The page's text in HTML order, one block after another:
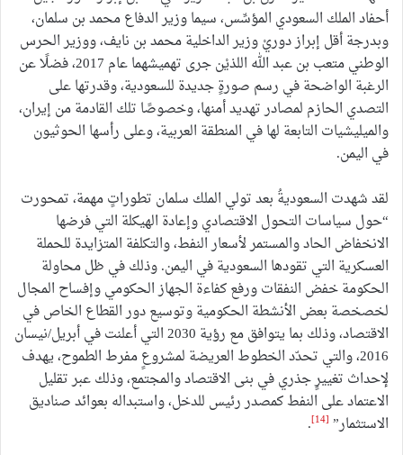
أحفاد الملك السعودي المؤسِّس، سيما وزير الدفاع محمد بن سلمان،
وبدرجة أقل إبراز دوريْ وزير الداخلية محمد بن نايف، ووزير الحرس
الوطني متعب بن عبد الله اللذيْن جرى تهميشهما عام 2017، فضلًا عن
الرغبة الواضحة في رسم صورةٍ جديدة للسعودية، وقدرتها على
التصدي الحازم لمصادر تهديد أمنها، وخصوصًا تلك القادمة من إيران،
والميليشيات التابعة لها في المنطقة العربية، وعلى رأسها الحوثيون
في اليمن.
لقد شهدت السعوديةُ بعد تولي الملك سلمان تطوراتٍ مهمة، تمحورت
“حول سياسات التحول الاقتصادي وإعادة الهيكلة التي فرضها
الانخفاض الحاد والمستمر لأسعار النفط، والتكلفة المتزايدة للحملة
العسكرية التي تقودها السعودية في اليمن. وذلك في ظل محاولة
الحكومة خفض النفقات ورفع كفاءة الجهاز الحكومي وإفساح المجال
لخصخصة بعض الأنشطة الحكومية وتوسيع دور القطاع الخاص في
الاقتصاد، وذلك بما يتوافق مع رؤية 2030 التي أعلنت في أبريل/نيسان
2016، والتي تحدّد الخطوط العريضة لمشروعٍ مفرط الطموح، يهدف
لإحداث تغييرٍ جذري في بنى الاقتصاد والمجتمع، وذلك عبر تقليل
الاعتماد على النفط كمصدر رئيس للدخل، واستبداله بعوائد صناديق
الاستثمار” [14]
.